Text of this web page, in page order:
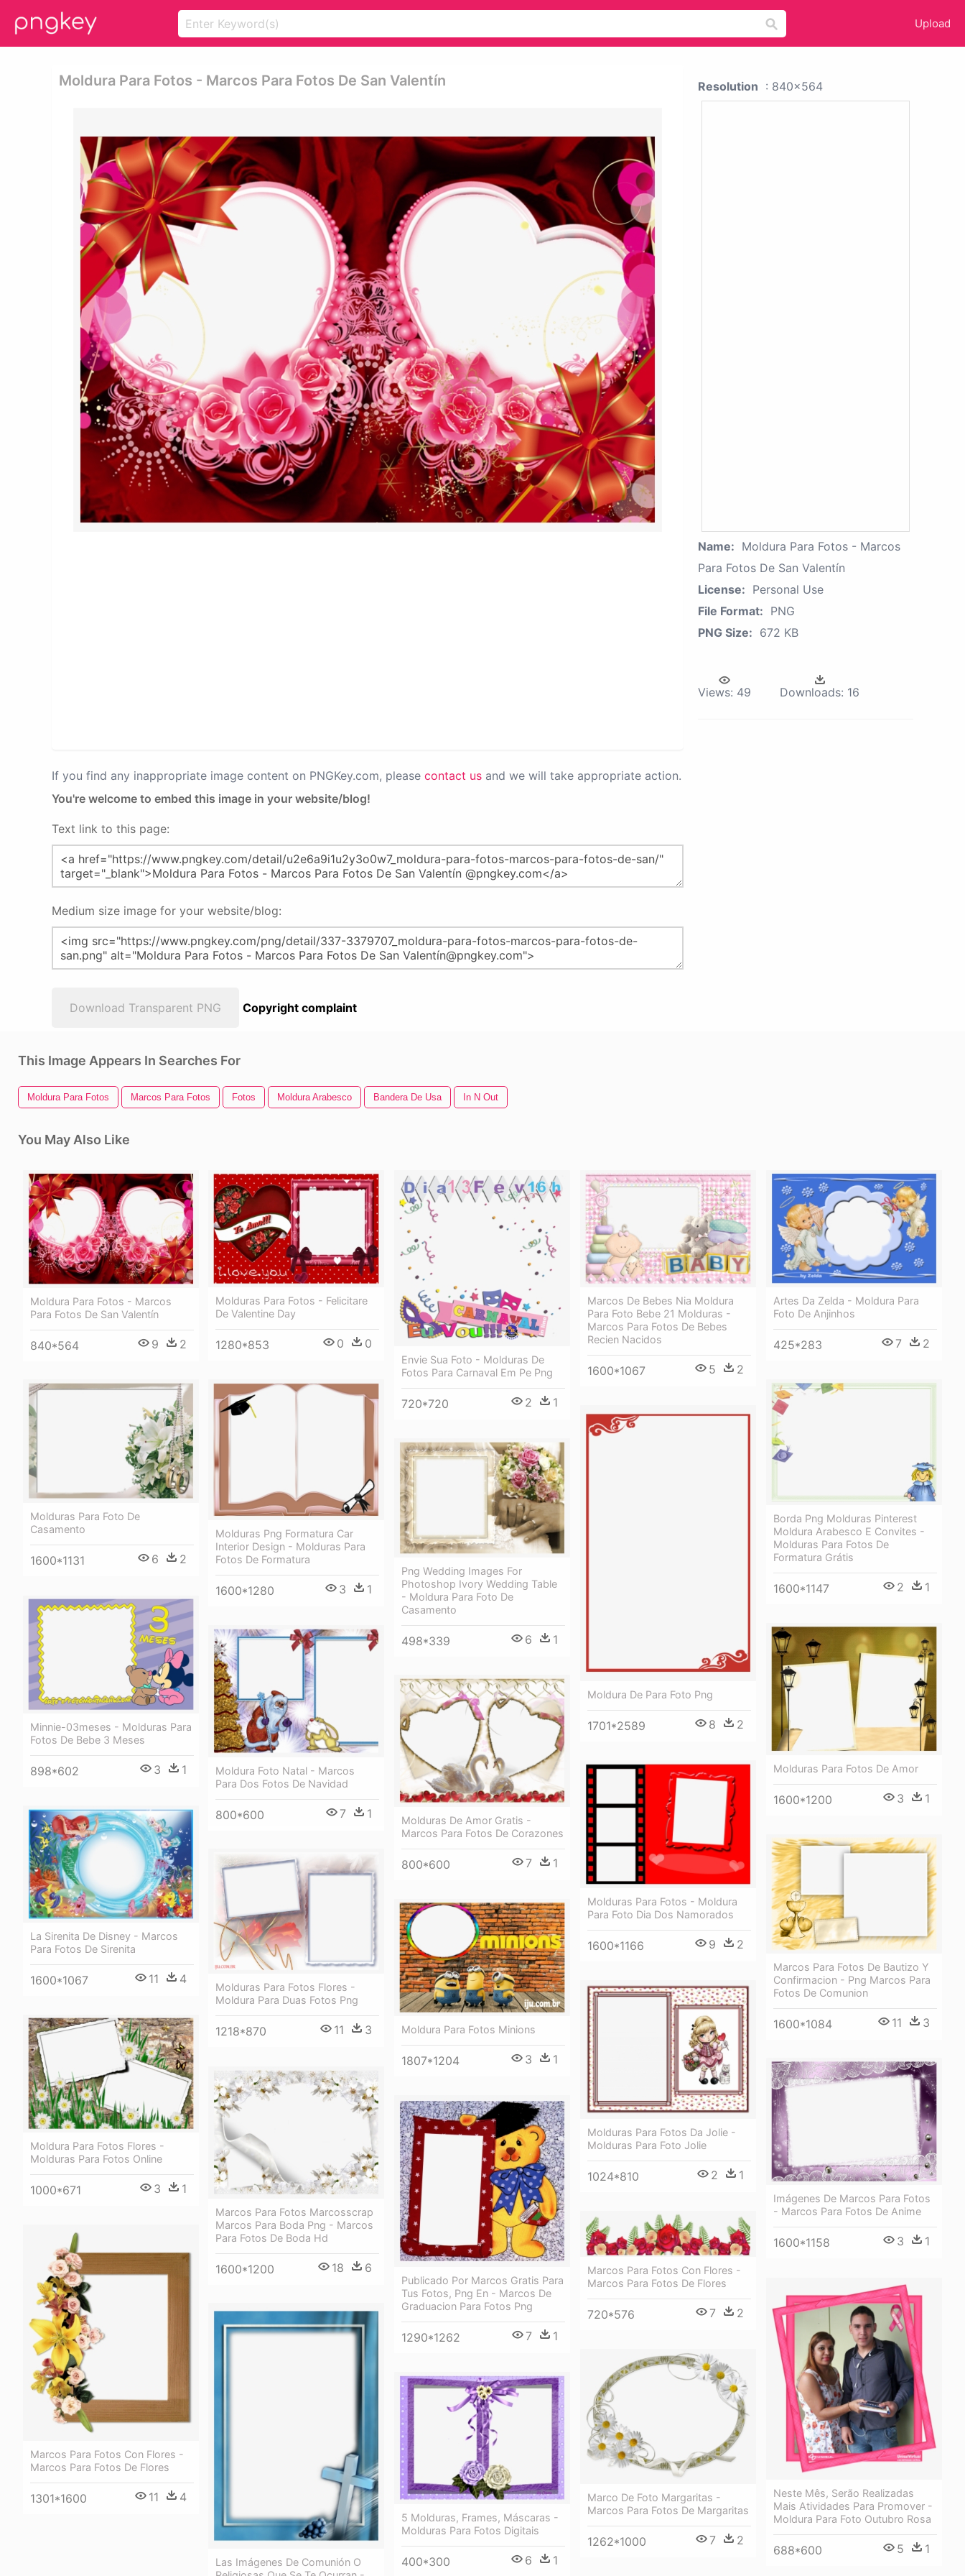
Upload
Moldura Para Fotos - Marcos Para Fotos De San Valentín
If you find any inappropriate image content on PNGKey.com, please contact us and we will take appropriate action.
You're welcome to embed this image in your website/blog!
Text link to this page:
Medium size image for your website/blog:
Download Transparent PNG Copyright complaint
Resolution : 840x564
Name: Moldura Para Fotos - Marcos
Para Fotos De San Valentín
License: Personal Use
File Format: PNG
PNG Size: 672 KB
Views: 49 Downloads: 16
This Image Appears In Searches For
Moldura Para Fotos Marcos Para Fotos Fotos Moldura Arabesco Bandera De Usa In N Out
You May Also Like
Moldura Para Fotos - Marcos
Para Fotos De San Valentín
840*564 9 2
Molduras Para Fotos - Felicitare
De Valentine Day
1280*853 0 0
Envie Sua Foto - Molduras De
Fotos Para Carnaval Em Pe Png
720*720 2 1
Marcos De Bebes Nia Moldura
Para Foto Bebe 21 Molduras -
Marcos Para Fotos De Bebes
Recien Nacidos
1600*1067 5 2
Artes Da Zelda - Moldura Para
Foto De Anjinhos
425*283 7 2
Molduras Png Formatura Car
Interior Design - Molduras Para
Fotos De Formatura
1600*1280 3 1
Borda Png Molduras Pinterest
Moldura Arabesco E Convites -
Molduras Para Fotos De
Formatura Grátis
1600*1147 2 1
Molduras Para Foto De
Casamento
1600*1131 6 2
Moldura De Para Foto Png
1701*2589 8 2
Png Wedding Images For
Photoshop Ivory Wedding Table
- Moldura Para Foto De
Casamento
498*339 6 1
Minnie-03meses - Molduras Para
Fotos De Bebe 3 Meses
898*602 3 1 Molduras Para Fotos De Amor
1600*1200 3 1
Moldura Foto Natal - Marcos
Para Dos Fotos De Navidad
800*600 7 1
Molduras De Amor Gratis -
Marcos Para Fotos De Corazones
800*600 7 1
Molduras Para Fotos - Moldura
Para Foto Dia Dos Namorados
1600*1166 9 2
La Sirenita De Disney - Marcos
Para Fotos De Sirenita
1600*1067 11 4
Marcos Para Fotos De Bautizo Y
Confirmacion - Png Marcos Para
Fotos De Comunion
1600*1084 11 3
Molduras Para Fotos Flores -
Moldura Para Duas Fotos Png
1218*870 11 3 Moldura Para Fotos Minions
1807*1204 3 1
Molduras Para Fotos Da Jolie -
Molduras Para Foto Jolie
1024*810 2 1
Moldura Para Fotos Flores -
Molduras Para Fotos Online
1000*671 3 1
Imágenes De Marcos Para Fotos
- Marcos Para Fotos De Anime
1600*1158 3 1
Marcos Para Fotos Marcosscrap
Marcos Para Boda Png - Marcos
Para Fotos De Boda Hd
1600*1200 18 6
Publicado Por Marcos Gratis Para
Tus Fotos, Png En - Marcos De
Graduacion Para Fotos Png
1290*1262 7 1
Marcos Para Fotos Con Flores -
Marcos Para Fotos De Flores
720*576 7 2
Marcos Para Fotos Con Flores -
Marcos Para Fotos De Flores
1301*1600 11 4
Neste Mês, Serão Realizadas
Mais Atividades Para Promover -
Moldura Para Foto Outubro Rosa
688*600 5 1
Las Imágenes De Comunión O
Marco De Foto Margaritas -
Marcos Para Fotos De Margaritas
1262*1000 7 2
5 Molduras, Frames, Máscaras -
Molduras Para Fotos Digitais
400*300 6 1